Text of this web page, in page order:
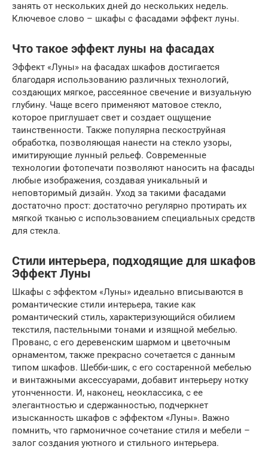
занять от нескольких дней до нескольких недель.
Ключевое слово – шкафы с фасадами эффект луны.
Что такое эффект луны на фасадах
Эффект «Луны» на фасадах шкафов достигается
благодаря использованию различных технологий,
создающих мягкое, рассеянное свечение и визуальную
глубину. Чаще всего применяют матовое стекло,
которое приглушает свет и создает ощущение
таинственности. Также популярна пескоструйная
обработка, позволяющая нанести на стекло узоры,
имитирующие лунный рельеф. Современные
технологии фотопечати позволяют наносить на фасады
любые изображения, создавая уникальный и
неповторимый дизайн. Уход за такими фасадами
достаточно прост: достаточно регулярно протирать их
мягкой тканью с использованием специальных средств
для стекла.
Стили интерьера, подходящие для шкафов
Эффект Луны
Шкафы с эффектом «Луны» идеально вписываются в
романтические стили интерьера, такие как
романтический стиль, характеризующийся обилием
текстиля, пастельными тонами и изящной мебелью.
Прованс, с его деревенским шармом и цветочным
орнаментом, также прекрасно сочетается с данным
типом шкафов. Шебби-шик, с его состаренной мебелью
и винтажными аксессуарами, добавит интерьеру нотку
утонченности. И, наконец, неоклассика, с ее
элегантностью и сдержанностью, подчеркнет
изысканность шкафов с эффектом «Луны». Важно
помнить, что гармоничное сочетание стиля и мебели –
залог создания уютного и стильного интерьера.